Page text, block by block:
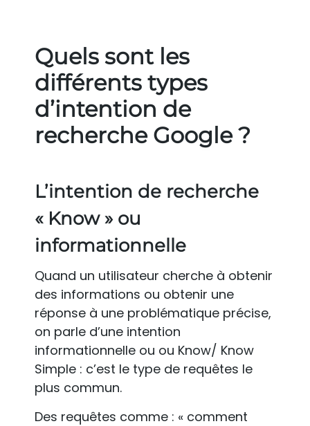
Quels sont les
différents types
d’intention de
recherche Google ?
L’intention de recherche
« Know » ou
informationnelle
Quand un utilisateur cherche à obtenir
des informations ou obtenir une
réponse à une problématique précise,
on parle d’une intention
informationnelle ou ou Know/ Know
Simple : c’est le type de requêtes le
plus commun.
Des requêtes comme : « comment